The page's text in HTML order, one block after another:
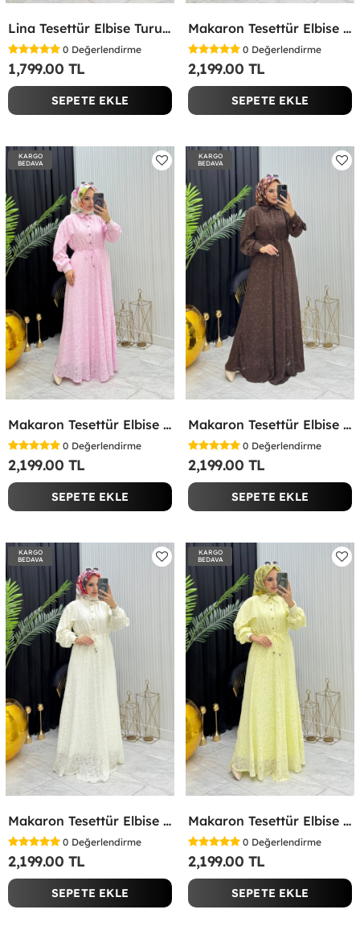
Lina Tesettür Elbise Turuncu Turuncu
0 Değerlendirme
1,799.00 TL
SEPETE EKLE
Makaron Tesettür Elbise Yeşil Yeşil
0 Değerlendirme
2,199.00 TL
SEPETE EKLE
KARGO
BEDAVA
Makaron Tesettür Elbise Pembe Pembe
0 Değerlendirme
2,199.00 TL
SEPETE EKLE
KARGO
BEDAVA
Makaron Tesettür Elbise Kahverengi Kahverengi
0 Değerlendirme
2,199.00 TL
SEPETE EKLE
KARGO
BEDAVA
Makaron Tesettür Elbise Beyaz Beyaz
0 Değerlendirme
2,199.00 TL
SEPETE EKLE
KARGO
BEDAVA
Makaron Tesettür Elbise Sarı Sarı
0 Değerlendirme
2,199.00 TL
SEPETE EKLE